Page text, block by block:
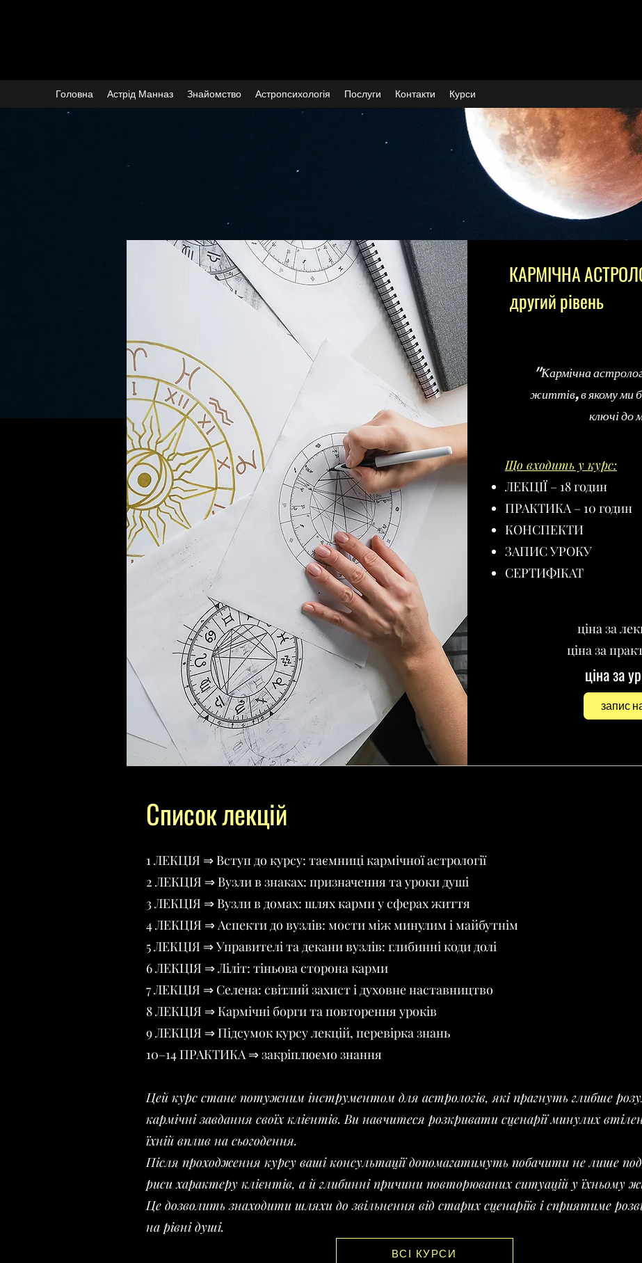
Головна Астрід Манназ Знайомство Астропсихологія Послуги Контакти Курси
КАРМІЧНА
другий рівень
"Кармічна
життів, в якому ми
ключі до
Що входить у курс:
ЛЕКЦІЇ – 18 годин
ПРАКТИКА – 10 годин
КОНСПЕКТИ
ЗАПИС УРОКУ
СЕРТИФІКАТ
ціна за
ціна за
ціна за
запис
Список лекцій
1 ЛЕКЦІЯ ⇒ Вступ до курсу: таємниці кармічної астрології
2 ЛЕКЦІЯ ⇒ Вузли в знаках: призначення та уроки душі
3 ЛЕКЦІЯ ⇒ Вузли в домах: шлях карми у сферах життя
4 ЛЕКЦІЯ ⇒ Аспекти до вузлів: мости між минулим і майбутнім
5 ЛЕКЦІЯ ⇒ Управителі та декани вузлів: глибинні коди долі
6 ЛЕКЦІЯ ⇒ Ліліт: тіньова сторона карми
7 ЛЕКЦІЯ ⇒ Селена: світлий захист і духовне наставництво
8 ЛЕКЦІЯ ⇒ Кармічні борги та повторення уроків
9 ЛЕКЦІЯ ⇒ Підсумок курсу лекцій, перевірка знань
10–14 ПРАКТИКА ⇒ закріплюємо знання
Цей курс стане потужним інструментом для астрологів, які прагнуть глибше
кармічні завдання своїх клієнтів. Ви навчитеся розкривати сценарії минулих
їхній вплив на сьогодення.
Після проходження курсу ваші консультації допомагатимуть побачити не лише
риси характеру клієнтів, а й глибинні причини повторюваних ситуацій у їхньому
Це дозволить знаходити шляхи до звільнення від старих сценаріїв і сприятиме
на рівні душі.
ВСІ КУРСИ